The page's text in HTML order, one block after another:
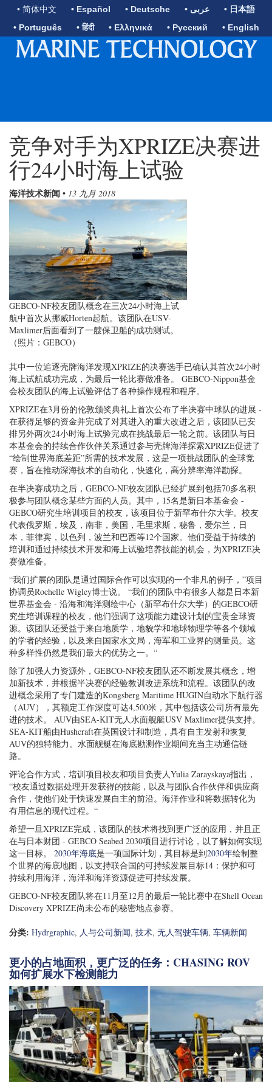
• 简体中文 • Español • Deutsche • عربى
• 日本語
• Português
• हिंदी • Ελληνικά • Русский • English
竞争对手为XPRIZE决赛进
行24小时海上试验
海洋技术新闻 • 13 九月 2018
GEBCO-NF校友团队概念在三次24小时海上试
航中首次从挪威Horten起航。该团队在USV-
Maxlimer后面看到了一艘保卫船的成功测试。
（照片：GEBCO）
其中一位追逐壳牌海洋发现XPRIZE的决赛选手已确认其首次24小时
海上试航成功完成，为最后一轮比赛做准备。 GEBCO-Nippon基金
会校友团队的海上试验评估了各种操作规程和程序。
XPRIZE在3月份的伦敦颁奖典礼上首次公布了半决赛中球队的进展 -
在获得足够的资金并完成了对其进入的重大改进之后，该团队已安
排另外两次24小时海上试验完成在挑战最后一轮之前。该团队与日
本基金会的持续合作伙伴关系通过参与壳牌海洋探索XPRIZE促进了
“绘制世界海底差距”所需的技术发展，这是一项挑战团队的全球竞
赛，旨在推动深海技术的自动化，快速化，高分辨率海洋勘探。
在半决赛成功之后，GEBCO-NF校友团队已经扩展到包括70多名积
极参与团队概念某些方面的人员。其中，15名是新日本基金会 -
GEBCO研究生培训项目的校友，该项目位于新罕布什尔大学。校友
代表俄罗斯，埃及，南非，美国，毛里求斯，秘鲁，爱尔兰，日
本，菲律宾，以色列，波兰和巴西等12个国家。他们受益于持续的
培训和通过持续技术开发和海上试验培养技能的机会，为XPRIZE决
赛做准备。
“我们扩展的团队是通过国际合作可以实现的一个非凡的例子，”项目
协调员Rochelle Wigley博士说。 “我们的团队中有很多人都是日本新
世界基金会 - 沿海和海洋测绘中心（新罕布什尔大学）的GEBCO研
究生培训课程的校友，他们强调了这项能力建设计划的宝贵全球资
源。该团队还受益于来自地质学，地貌学和地球物理学等各个领域
的学者的经验，以及来自国家水文局，海军和工业界的测量员。这
种多样性仍然是我们最大的优势之一。“
除了加强人力资源外，GEBCO-NF校友团队还不断发展其概念，增
加新技术，并根据半决赛的经验教训改进系统和流程。该团队的改
进概念采用了专门建造的Kongsberg Maritime HUGIN自动水下航行器
（AUV），其额定工作深度可达4,500米，其中包括该公司所有最先
进的技术。 AUV由SEA-KIT无人水面舰艇USV Maxlimer提供支持。
SEA-KIT船由Hushcraft在英国设计和制造，具有自主发射和恢复
AUV的独特能力。水面舰艇在海底勘测作业期间充当主动通信链
路。
评论合作方式，培训项目校友和项目负责人Yulia Zarayskaya指出，
“校友通过数据处理开发获得的技能，以及与团队合作伙伴和供应商
合作，使他们处于快速发展自主的前沿。海洋作业和将数据转化为
有用信息的现代过程。“
希望一旦XPRIZE完成，该团队的技术将找到更广泛的应用，并且正
在与日本财团 - GEBCO Seabed 2030项目进行讨论，以了解如何实现
这一目标。 2030年海底是一项国际计划，其目标是到2030年绘制整
个世界的海底地图，以支持联合国的可持续发展目标14：保护和可
持续利用海洋，海洋和海洋资源促进可持续发展。
GEBCO-NF校友团队将在11月至12月的最后一轮比赛中在Shell Ocean
Discovery XPRIZE尚未公布的秘密地点参赛。
分类: Hydrgraphic, 人与公司新闻, 技术, 无人驾驶车辆, 车辆新闻
更小的占地面积，更广泛的任务：CHASING ROV
如何扩展水下检测能力